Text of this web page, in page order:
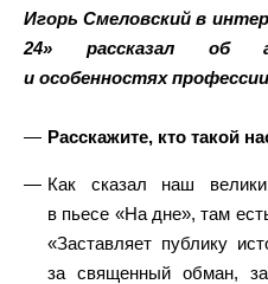
Игорь Смеловский в
24» рассказал об
и особенностях
Расскажите, кто такой
Как сказал наш
в пьесе «На дне», там
«Заставляет публику
за священный обман,